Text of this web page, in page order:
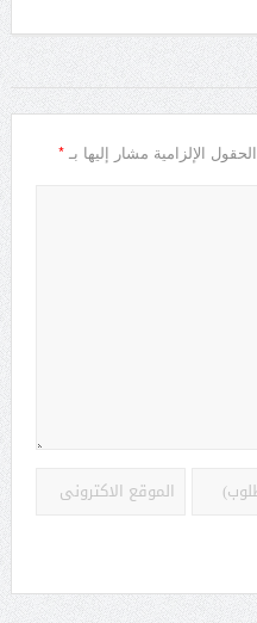
الحقول الإلزامية مشار إليها بـ *